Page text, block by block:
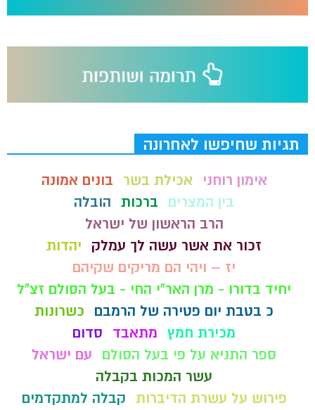
תגיות שחיפשו לאחרונה
אימון רוחני אכילת בשר
בונים אמונה
בין המצרים
ברכות הובלה
הרב הראשון של ישראל
זכור את אשר עשה לך עמלק
יהדות
יז – ויהי הם מריקים שקיהם
יחיד בדורו - מרן האר"י החי - בעל הסולם זצ"ל
כ בטבת יום פטירה של הרמבם
כשרונות
מכירת חמץ מתאבד
סדום
ספר התניא על פי בעל הסולם
עם ישראל
עשר המכות בקבלה
פירוש על עשרת הדיברות קבלה למתקדמים